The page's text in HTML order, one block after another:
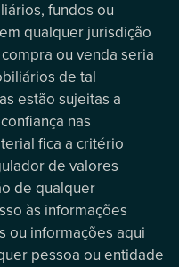
fundos ou
qualquer jurisdição
ou venda seria
de tal
estão sujeitas a
nas
fica a critério
de valores
de qualquer
às informações
ou informações aqui
pessoa ou entidade